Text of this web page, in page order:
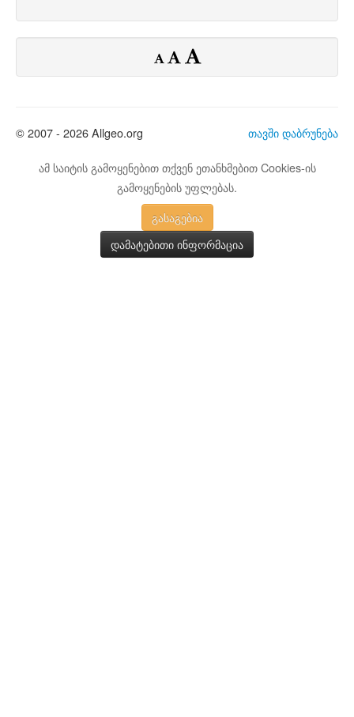
თავში დაბრუნება
© 2007 - 2026 Allgeo.org
ამ საიტის გამოყენებით თქვენ ეთანხმებით Cookies-ის
გამოყენების უფლებას.
გასაგებია
დამატებითი ინფორმაცია